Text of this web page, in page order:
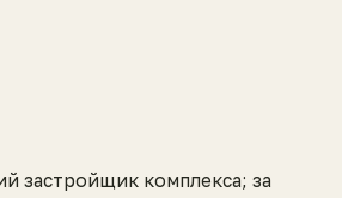
застройщик комплекса; за